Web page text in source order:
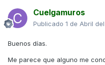
Cuelgamuros
Publicado 1 de Abril
Buenos días.
Me parece que alguno me